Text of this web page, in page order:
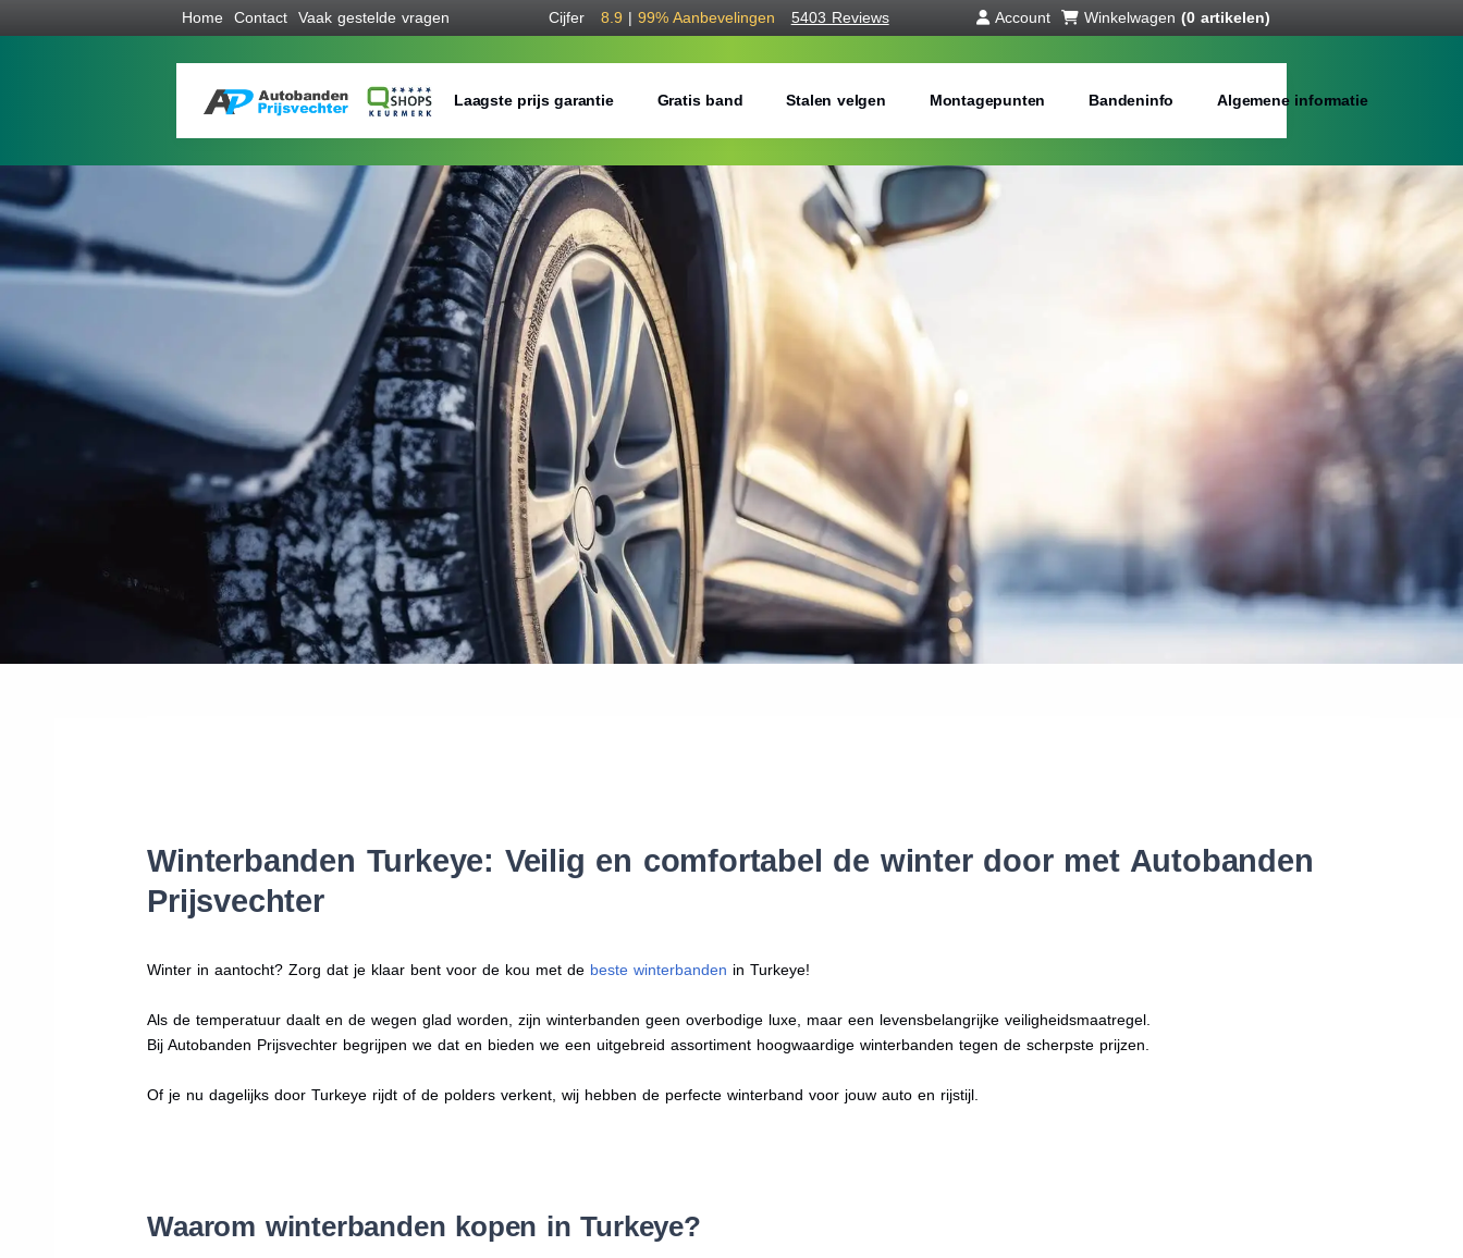
Home Contact Vaak gestelde vragen Cijfer 8.9 | 99% Aanbevelingen 5403 Reviews Account Winkelwagen (0 artikelen)
Laagste prijs garantie Gratis band Stalen velgen Montagepunten Bandeninfo Algemene informatie
Bestel voordelig winterbanden
Seizoen:
Breedte: Hoogte:
Waar vind ik de maat van mijn banden
Help mij met bestellen
Winterbanden Turkeye: Veilig en comfortabel de winter door met Autobanden
Prijsvechter
Winter in aantocht? Zorg dat je klaar bent voor de kou met de beste winterbanden in Turkeye!
Als de temperatuur daalt en de wegen glad worden, zijn winterbanden geen overbodige luxe, maar een levensbelangrijke veiligheidsmaatregel.
Bij Autobanden Prijsvechter begrijpen we dat en bieden we een uitgebreid assortiment hoogwaardige winterbanden tegen de scherpste prijzen.
Of je nu dagelijks door Turkeye rijdt of de polders verkent, wij hebben de perfecte winterband voor jouw auto en rijstijl.
Waarom winterbanden kopen in Turkeye?